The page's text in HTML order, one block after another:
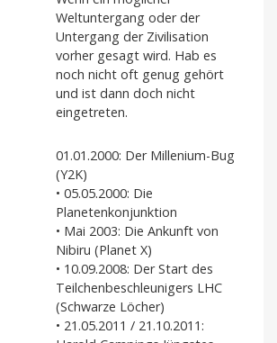
Weltuntergang oder der
Untergang der Zivilisation
vorher gesagt wird. Hab es
noch nicht oft genug gehört
und ist dann doch nicht
eingetreten.
01.01.2000: Der Millenium-Bug
(Y2K)
• 05.05.2000: Die
Planetenkonjunktion
• Mai 2003: Die Ankunft von
Nibiru (Planet X)
• 10.09.2008: Der Start des
Teilchenbeschleunigers LHC
(Schwarze Löcher)
• 21.05.2011 / 21.10.2011: